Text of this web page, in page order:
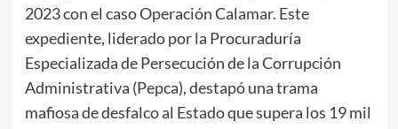
2023 con el caso Operación Calamar. Este
expediente, liderado por la Procuraduría
Especializada de Persecución de la Corrupción
Administrativa (Pepca), destapó una trama
mafiosa de desfalco al Estado que supera los 19 mil